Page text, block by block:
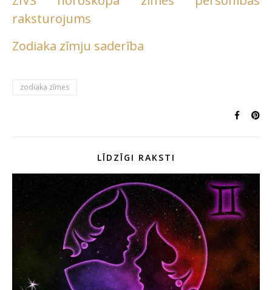
raksturojums
Zodiaka zīmju saderība
zodiaka zīmes
LĪDZĪGI RAKSTI